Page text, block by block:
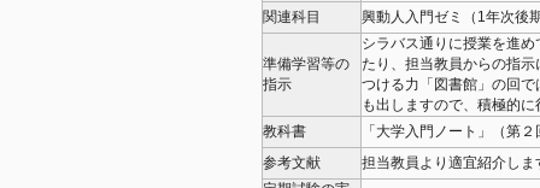
関連科目
興動人入門ゼミ（1年次後
準備学習等の
指示
シラバス通りに授業を進
たり、担当教員からの指
つける力「図書館」の回
も出しますので、積極
教科書
「大学入門ノート」（第
参考文献
担当教員より適宜紹介し